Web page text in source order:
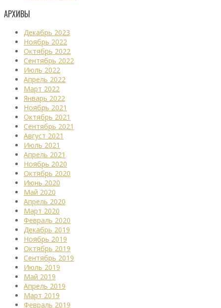
АРХИВЫ
Декабрь 2023
Ноябрь 2022
Октябрь 2022
Сентябрь 2022
Июль 2022
Апрель 2022
Март 2022
Январь 2022
Ноябрь 2021
Октябрь 2021
Сентябрь 2021
Август 2021
Июль 2021
Апрель 2021
Ноябрь 2020
Октябрь 2020
Июнь 2020
Май 2020
Апрель 2020
Март 2020
Февраль 2020
Декабрь 2019
Ноябрь 2019
Октябрь 2019
Сентябрь 2019
Июль 2019
Май 2019
Апрель 2019
Март 2019
Февраль 2019